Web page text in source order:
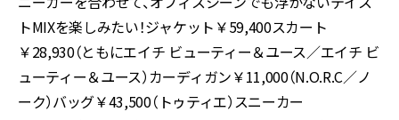
トMIXを楽しみたい！ジャケット￥59,400スカート
￥28,930（ともにエイチ ビューティー＆ユース／エイチ ビ
ューティー＆ユース）カーディガン￥11,000（N.O.R.C／ノ
ーク）バッグ￥43,500（トゥティエ）スニーカー